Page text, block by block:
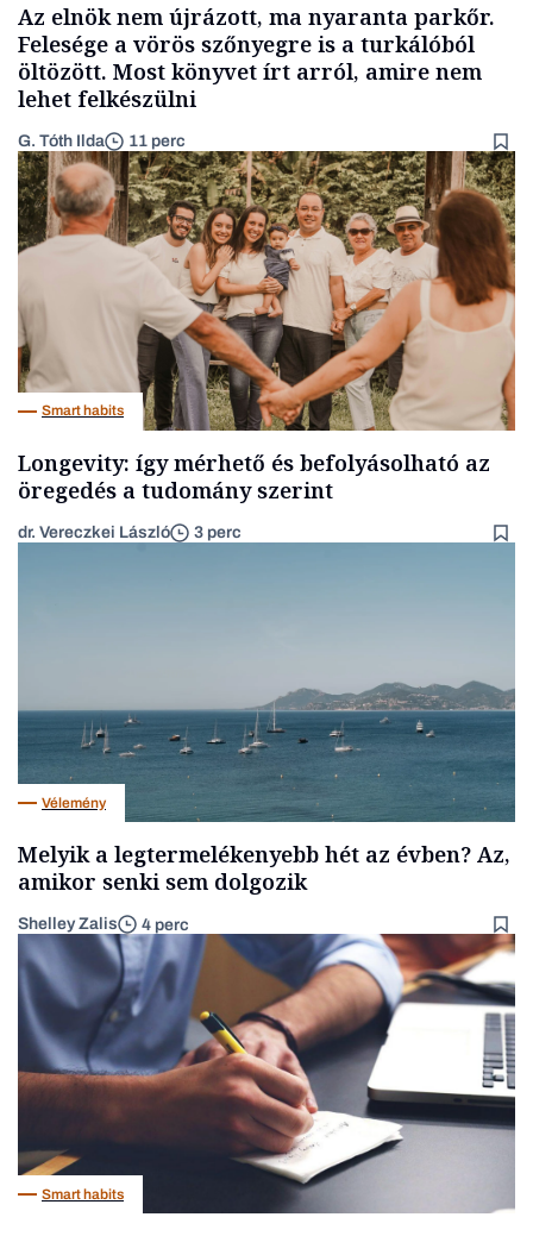
Az elnök nem újrázott, ma nyaranta parkőr.
Felesége a vörös szőnyegre is a turkálóból
öltözött. Most könyvet írt arról, amire nem
lehet felkészülni
G. Tóth Ilda 11 perc
Smart habits
Longevity: így mérhető és befolyásolható az
öregedés a tudomány szerint
dr. Vereczkei László 3 perc
Vélemény
Melyik a legtermelékenyebb hét az évben? Az,
amikor senki sem dolgozik
Shelley Zalis 4 perc
Smart habits